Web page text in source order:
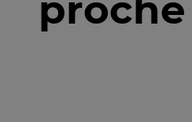
proche